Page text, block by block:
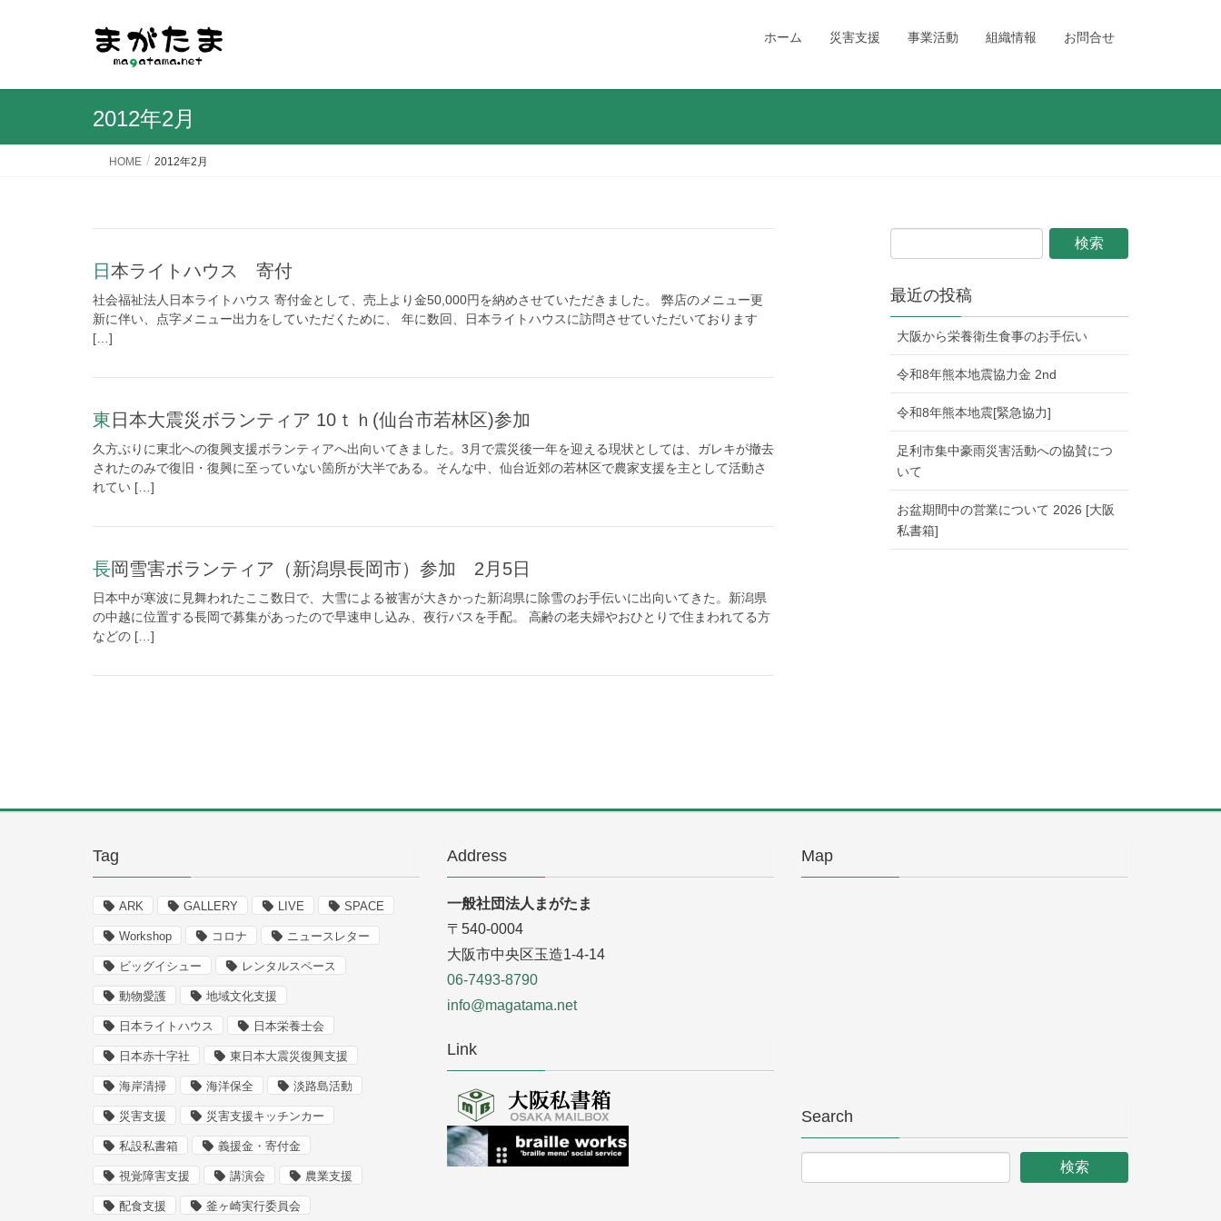
ホーム 災害支援 事業活動 組織情報 お問合せ
2012年2月
HOME 2012年2月
日本ライトハウス 寄付
社会福祉法人日本ライトハウス 寄付金として、売上より金50,000円を納めさせていただきました。 弊店のメニュー更
新に伴い、点字メニュー出力をしていただくために、 年に数回、日本ライトハウスに訪問させていただいております
[…]
東日本大震災ボランティア 10ｔｈ(仙台市若林区)参加
久方ぶりに東北への復興支援ボランティアへ出向いてきました。3月で震災後一年を迎える現状としては、ガレキが撤去
されたのみで復旧・復興に至っていない箇所が大半である。そんな中、仙台近郊の若林区で農家支援を主として活動さ
れてい […]
長岡雪害ボランティア（新潟県長岡市）参加 2月5日
日本中が寒波に見舞われたここ数日で、大雪による被害が大きかった新潟県に除雪のお手伝いに出向いてきた。新潟県
の中越に位置する長岡で募集があったので早速申し込み、夜行バスを手配。 高齢の老夫婦やおひとりで住まわれてる方
などの […]
最近の投稿
大阪から栄養衛生食事のお手伝い
令和8年熊本地震協力金 2nd
令和8年熊本地震[緊急協力]
足利市集中豪雨災害活動への協賛につ
いて
お盆期間中の営業について 2026 [大阪
私書箱]
Tag
ARK GALLERY LIVE SPACE
Workshop コロナ ニュースレター
ビッグイシュー レンタルスペース
動物愛護 地域文化支援
日本ライトハウス 日本栄養士会
日本赤十字社 東日本大震災復興支援
海岸清掃 海洋保全 淡路島活動
災害支援 災害支援キッチンカー
私設私書箱 義援金・寄付金
視覚障害支援 講演会 農業支援
配食支援 釜ヶ崎実行委員会
Address
一般社団法人まがたま
〒540-0004
大阪市中央区玉造1-4-14
06-7493-8790
info@magatama.net
Link
Map
Search